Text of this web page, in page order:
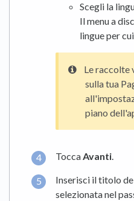
Scegli la
Il menu a
lingue per
Le raccolte
sulla tua
piano
Tocca Avanti
Inserisci il titolo
selezionata nel